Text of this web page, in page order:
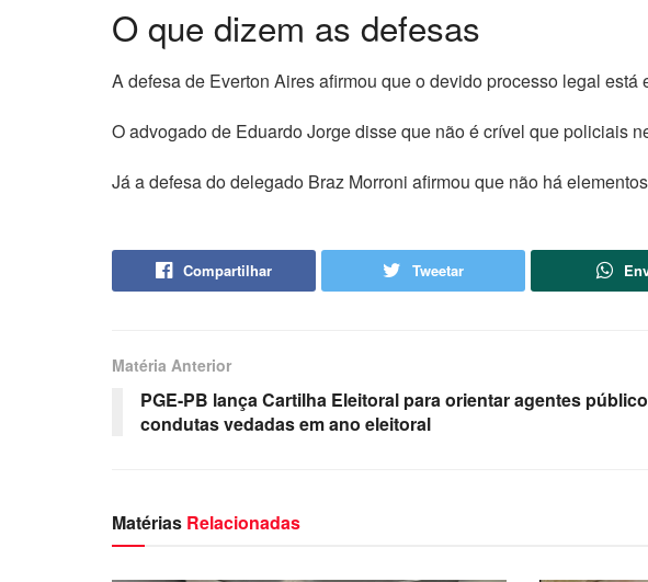
O que dizem as defesas
A defesa de Everton Aires afirmou que o devido processo legal
O advogado de Eduardo Jorge disse que não é crível que policiais
Já a defesa do delegado Braz Morroni afirmou que não há
Compartilhar Tweetar
Matéria Anterior
PGE-PB lança Cartilha Eleitoral para orientar agentes
condutas vedadas em ano eleitoral
Matérias Relacionadas